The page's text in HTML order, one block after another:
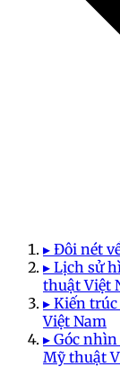
▸ Đôi nét
▸ Lịch sử
thuật Việt
▸ Kiến
Việt Nam
▸ Góc
Mỹ thuật